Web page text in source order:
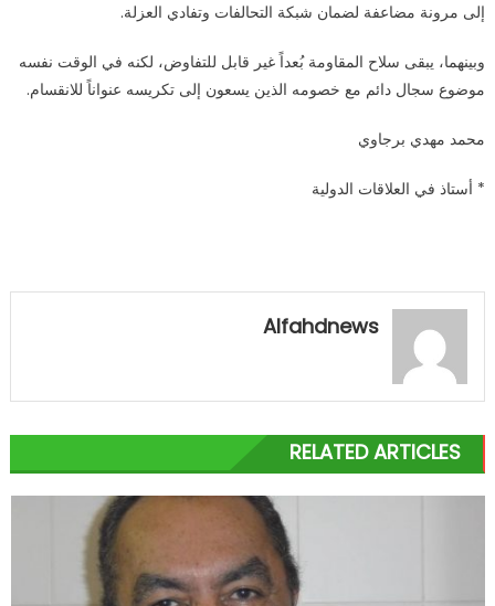
إلى مرونة مضاعفة لضمان شبكة التحالفات وتفادي العزلة.
وبينهما، يبقى سلاح المقاومة بُعداً غير قابل للتفاوض، لكنه في الوقت نفسه
موضوع سجال دائم مع خصومه الذين يسعون إلى تكريسه عنواناً للانقسام.
محمد مهدي برجاوي
* أستاذ في العلاقات الدولية
Alfahdnews
RELATED ARTICLES